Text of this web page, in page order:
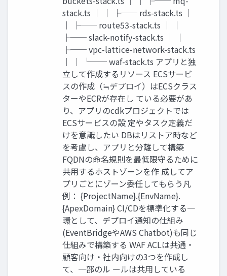
stack.ts │ │ ├── rds-stack.ts │
│ ├── route53-stack.ts │ │
├── slack-notify-stack.ts │ │
├── vpc-lattice-network-stack.ts
│ │ └── waf-stack.ts アプリと独
立して作成するリソース ECSサービ
スの作成（≒デプロイ）はECSクラス
ターやECRが存在し ている必要があ
り、アプリのcdkプロジェクトでは
ECSサービスの設 定やタスク定義だ
けを意識したい DBはリストア時など
を考慮し、アプリと分離して構築
FQDNの命名規則を最低限守るために
共用するホストゾーンを作 成してア
プリごとにゾーン委任してもらう凡
例： {ProjectName}.{EnvName}.
{ApexDomain} CI/CDを標準化する一
環として、デプロイ通知の仕組み
(EventBridgeやAWS Chatbot)も同じ
仕組みで構築する WAF ACLは共通・
顧客向け・社内向けの3つを作成し
て、一部のル ールは共用している